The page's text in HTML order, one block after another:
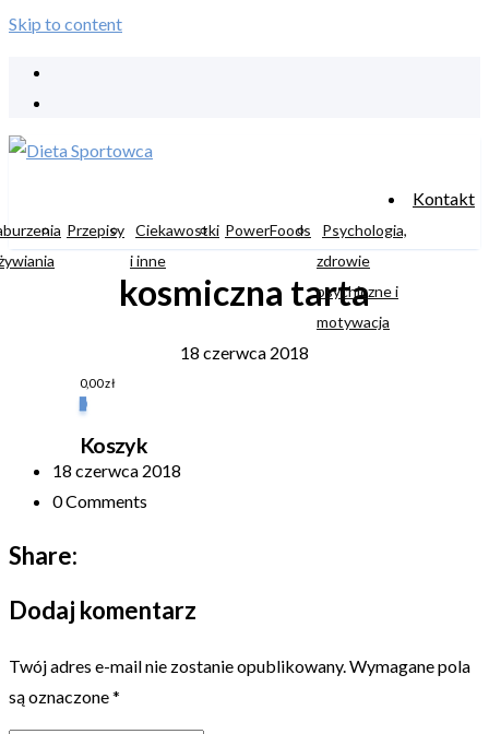
Skip to content
Przepisy Ciekawostki
i inne
PowerFoods
Psychologia,
zdrowie
psychiczne i
motywacja
Kontakt
0,00zł
0
Koszyk
kosmiczna tarta
18 czerwca 2018
18 czerwca 2018
0 Comments
Share:
Dodaj komentarz
Twój adres e-mail nie zostanie opublikowany.Wymagane pola
są oznaczone*